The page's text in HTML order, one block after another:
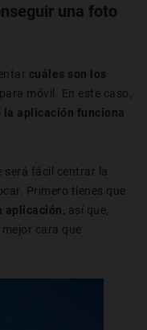
una foto
cuáles son los
para móvil. En este caso,
la aplicación funciona
será fácil centrar la
Primero tienes que
así que,
cara que